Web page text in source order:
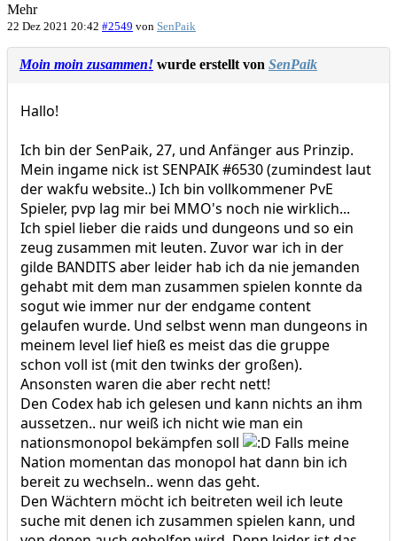
Mehr
22 Dez 2021 20:42 #2549 von SenPaik
Moin moin zusammen! wurde erstellt von SenPaik
Hallo!
Ich bin der SenPaik, 27, und Anfänger aus Prinzip.
Mein ingame nick ist SENPAIK #6530 (zumindest laut
der wakfu website..) Ich bin vollkommener PvE
Spieler, pvp lag mir bei MMO's noch nie wirklich...
Ich spiel lieber die raids und dungeons und so ein
zeug zusammen mit leuten. Zuvor war ich in der
gilde BANDITS aber leider hab ich da nie jemanden
gehabt mit dem man zusammen spielen konnte da
sogut wie immer nur der endgame content
gelaufen wurde. Und selbst wenn man dungeons in
meinem level lief hieß es meist das die gruppe
schon voll ist (mit den twinks der großen).
Ansonsten waren die aber recht nett!
Den Codex hab ich gelesen und kann nichts an ihm
aussetzen.. nur weiß ich nicht wie man ein
nationsmonopol bekämpfen soll
Falls meine
Nation momentan das monopol hat dann bin ich
bereit zu wechseln.. wenn das geht.
Den Wächtern möcht ich beitreten weil ich leute
suche mit denen ich zusammen spielen kann, und